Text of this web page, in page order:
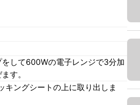
して600Wの電子レンジで3分加
す。
ングシートの上に取り出しま